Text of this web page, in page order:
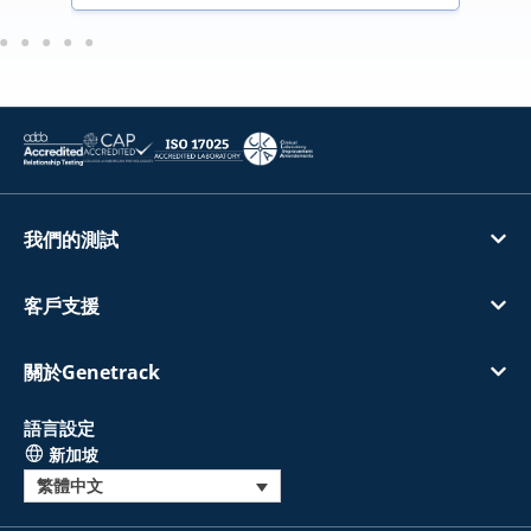
我們的測試
客戶支援
關於Genetrack
語言設定
新加坡
繁體中文